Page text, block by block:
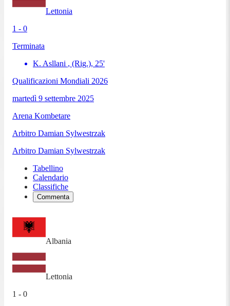
Lettonia
1 - 0
Terminata
K. Asllani , (Rig.), 25'
Qualificazioni Mondiali 2026
martedì 9 settembre 2025
Arena Kombetare
Arbitro Damian Sylwestrzak
Arbitro Damian Sylwestrzak
Tabellino
Calendario
Classifiche
Commenta
Albania
Lettonia
1 - 0